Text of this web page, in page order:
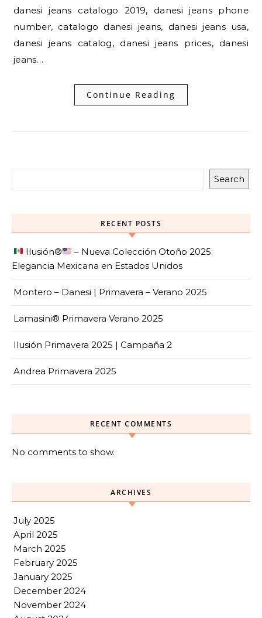
danesi jeans catalogo 2019, danesi jeans phone
number, catalogo danesi jeans, danesi jeans usa,
danesi jeans catalog, danesi jeans prices, danesi
jeans…
Continue Reading
Search
RECENT POSTS
Ilusión®️
– Nueva Colección Otoño 2025:
Elegancia Mexicana en Estados Unidos
Montero – Danesi | Primavera – Verano 2025
Lamasini® Primavera Verano 2025
Ilusión Primavera 2025 | Campaña 2
Andrea Primavera 2025
RECENT COMMENTS
No comments to show.
ARCHIVES
July 2025
April 2025
March 2025
February 2025
January 2025
December 2024
November 2024